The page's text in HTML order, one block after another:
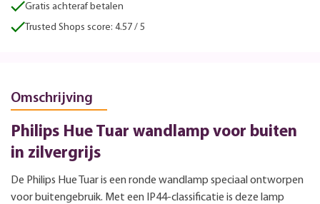
Gratis achteraf betalen
Trusted Shops score: 4.57 / 5
Omschrijving
Philips Hue Tuar wandlamp voor buiten
in zilvergrijs
De Philips Hue Tuar is een ronde wandlamp speciaal ontworpen
voor buitengebruik. Met een IP44-classificatie is deze lamp